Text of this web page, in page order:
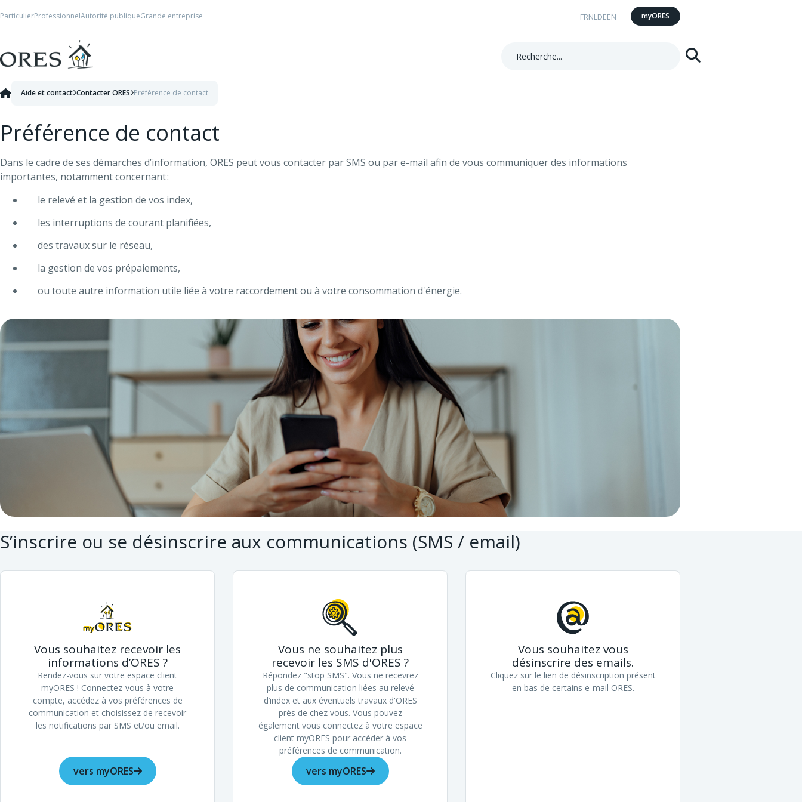
Rechercher
ParticulierProfessionnelAutorité publiqueGrande entreprise FRNL DEEN myORES
Préférence de contact
Dans le cadre de ses démarches d’information, ORES peut vous contacter par SMS ou par e-mail afin de vous communiquer des informations
importantes, notamment concernant :
le relevé et la gestion de vos index,
les interruptions de courant planifiées,
des travaux sur le réseau,
la gestion de vos prépaiements,
ou toute autre information utile liée à votre raccordement ou à votre consommation d'énergie.
Aide et contact Contacter ORES Préférence de contact
S’inscrire ou se désinscrire aux communications (SMS / email)
Vous souhaitez recevoir les
informations d’ORES ?
Rendez-vous sur votre espace client
myORES ! Connectez-vous à votre
compte, accédez à vos préférences de
communication et choisissez de recevoir
les notifications par SMS et/ou email.
vers myORES
Vous ne souhaitez plus
recevoir les SMS d'ORES ?
Répondez "stop SMS". Vous ne recevrez
plus de communication liées au relevé
d’index et aux éventuels travaux d'ORES
près de chez vous. Vous pouvez
également vous connectez à votre espace
client myORES pour accéder à vos
préférences de communication.
vers myORES
Vous souhaitez vous
désinscrire des emails.
Cliquez sur le lien de désinscription présent
en bas de certains e-mail ORES.